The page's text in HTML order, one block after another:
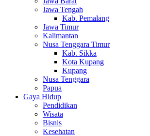
Jawa Tengah
Kab. Pemalang
Jawa Timur
Kalimantan
Nusa Tenggara Timur
Kab. Sikka
Kota Kupang
Kupang
Nusa Tenggara
Papua
Gaya Hidup
Pendidikan
Wisata
Bisnis
Kesehatan